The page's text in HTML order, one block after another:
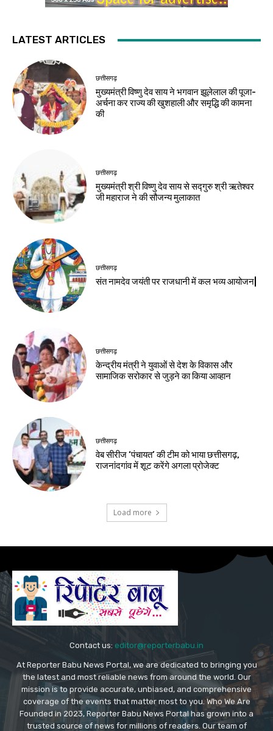
LATEST ARTICLES
छत्तीसगढ़
मुख्यमंत्री विष्णु देव साय ने भगवान झूलेलाल की पूजा-
अर्चना कर राज्य की खुशहाली और समृद्धि की कामना
की
छत्तीसगढ़
मुख्यमंत्री श्री विष्णु देव साय से सद्गुरु श्री ऋतेश्वर
जी महाराज ने की सौजन्य मुलाकात
छत्तीसगढ़
संत नामदेव जयंती पर राजधानी में कल भव्य आयोजन|
छत्तीसगढ़
केन्द्रीय मंत्री ने युवाओं से देश के विकास और
सामाजिक सरोकार से जुड़ने का किया आव्हान
छत्तीसगढ़
वेब सीरीज ‘पंचायत’ की टीम को भाया छत्तीसगढ़,
राजनांदगांव में शूट करेंगे अगला प्रोजेक्ट
Load more
Contact us: editor@reporterbabu.in
At Reporter Babu News Portal, we are dedicated to bringing you
the latest and most reliable news from around the world. Our
mission is to provide accurate, unbiased, and comprehensive
coverage of the events that matter most to you. Who We Are
Founded in 2023, Reporter Babu News Portal has grown into a
trusted source of news for millions of readers. Our team of